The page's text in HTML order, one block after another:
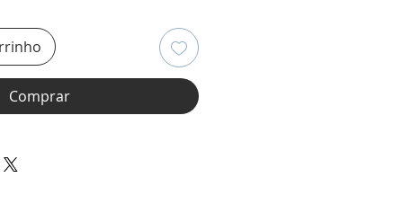
Comprar